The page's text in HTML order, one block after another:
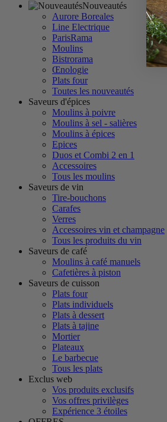
Nouveautés
Aurore Boreales
Line Electrique
ParisRama
Moulins
Bistrorama
Œnologie
Plats four
Toutes les nouveautés
Saveurs d'épices
Moulins à poivre
Moulins à sel - salières
Moulins à épices
Epices
Duos et Combi 2 en 1
Accessoires
Tous les moulins
Saveurs de vin
Tire-bouchons
Carafes
Verres
Accessoires vin et champagne
Tous les produits du vin
Saveurs de café
Moulins à café manuels
Cafetières à piston
Saveurs de cuisson
Plats four
Plats individuels
Plats à dessert
Plats à tajine
Mortier
Plateaux
Le barbecue
Tous les plats
Exclus web
Vos produits exclusifs
Vos offres privilèges
Expérience 3 étoiles